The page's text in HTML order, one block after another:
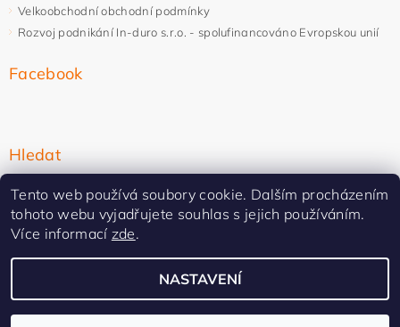
Velkoobchodní obchodní podmínky
Rozvoj podnikání In-duro s.r.o. - spolufinancováno Evropskou unií
Facebook
Hledat
2026 ©In-duro, všechna práva vyhrazenaUpravit nastavení cookies
Tento web používá soubory cookie. Dalším procházením
tohoto webu vyjadřujete souhlas s jejich používáním.
Více informací zde.
NASTAVENÍ